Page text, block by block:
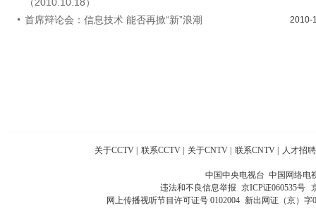
首席辩论会：信息技术 能否再掀“新”浪潮 2010-
关于CCTV | 联系CCTV | 关于CNTV | 联系CNTV | 人才招聘
中国中央电视台 中国网络电
违法和不良信息举报 京ICP证060535号
网上传播视听节目许可证号 0102004 新出网证（京）